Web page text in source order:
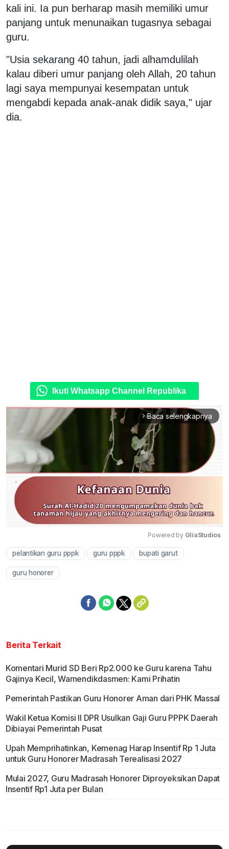
kali ini. Ia pun berharap masih memiliki umur
panjang untuk menunaikan tugasnya sebagai
guru.
"Usia sekarang 40 tahun, jadi alhamdulilah
kalau diberi umur panjang oleh Allah, 20 tahun
lagi saya mempunyai kesempatan untuk
mengabdi kepada anak-anak didik saya," ujar
dia.
Ikuti Whatsapp Channel Republika
arrow_forward_ios Baca selengkapnya
Powered by GliaStudios
pelantikan guru pppk guru pppk bupati garut
guru honorer
Berita Terkait
Komentari Murid SD Beri Rp2.000 ke Guru karena Tahu
Gajinya Kecil, Wamendikdasmen: Kami Prihatin
Pemerintah Pastikan Guru Honorer Aman dari PHK Massal
Wakil Ketua Komisi II DPR Usulkan Gaji Guru PPPK Daerah
Dibiayai Pemerintah Pusat
Upah Memprihatinkan, Kemenag Harap Insentif Rp 1 Juta
untuk Guru Honorer Madrasah Terealisasi 2027
Mulai 2027, Guru Madrasah Honorer Diproyeksikan Dapat
Insentif Rp1 Juta per Bulan